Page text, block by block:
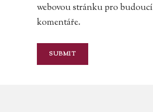
webovou stránku pro budoucí
komentáře.